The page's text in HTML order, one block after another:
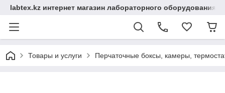
labtex.kz интернет магазин лабораторного оборудования
Товары и услуги Перчаточные боксы, камеры,